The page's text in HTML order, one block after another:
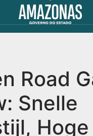
Road
Snelle
Hoge